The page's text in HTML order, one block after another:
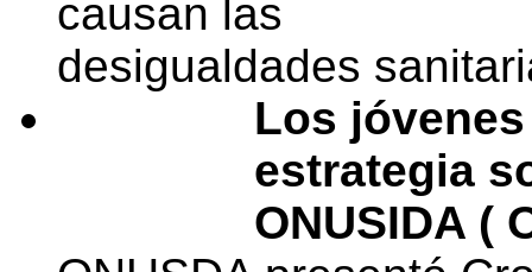
causan las
desigualdades
Los
estrategia
ONUSIDA (